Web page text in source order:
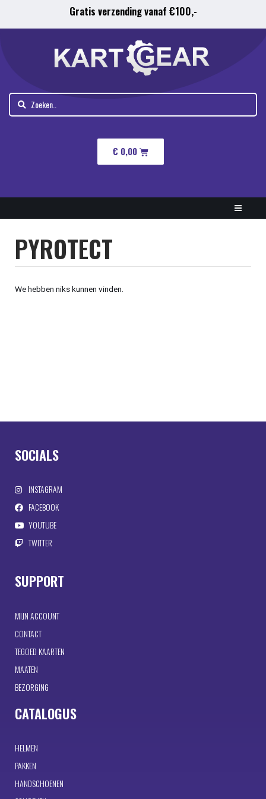
Gratis verzending vanaf €100,-
€ 0,00
PYROTECT
We hebben niks kunnen vinden.
SOCIALS
INSTAGRAM
FACEBOOK
YOUTUBE
TWITTER
SUPPORT
MIJN ACCOUNT
CONTACT
TEGOED KAARTEN
MAATEN
BEZORGING
CATALOGUS
HELMEN
PAKKEN
HANDSCHOENEN